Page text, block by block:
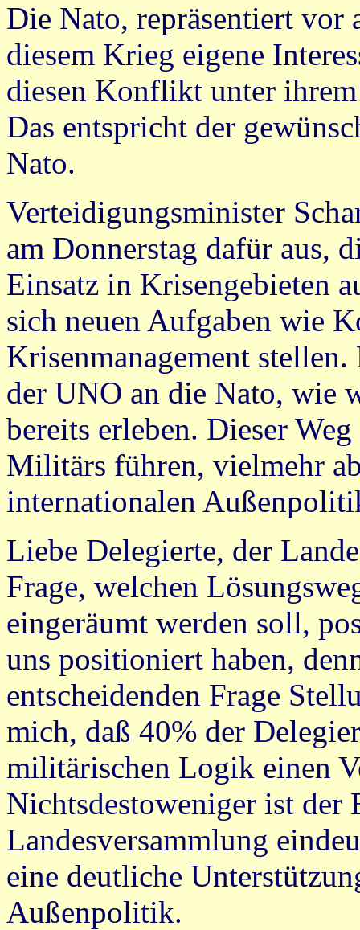
Die Nato, repräsentiert
diesem Krieg eigene
diesen Konflikt unter
Das entspricht der
Nato.
Verteidigungsminister
am Donnerstag dafür aus,
Einsatz in Krisengebieten
sich neuen Aufgaben wie
Krisenmanagement
der UNO an die Nato,
bereits erleben. Dieser
Militärs führen, vielmehr
internationalen
Liebe Delegierte, der
Frage, welchen
eingeräumt werden soll,
uns positioniert haben,
entscheidenden Frage
mich, daß 40% der
militärischen Logik einen
Nichtsdestoweniger ist der
Landesversammlung
eine deutliche
Außenpolitik.